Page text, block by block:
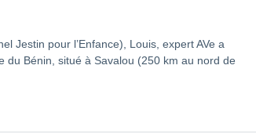
Jestin pour l’Enfance), Louis, expert AVe a
du Bénin, situé à Savalou (250 km au nord de